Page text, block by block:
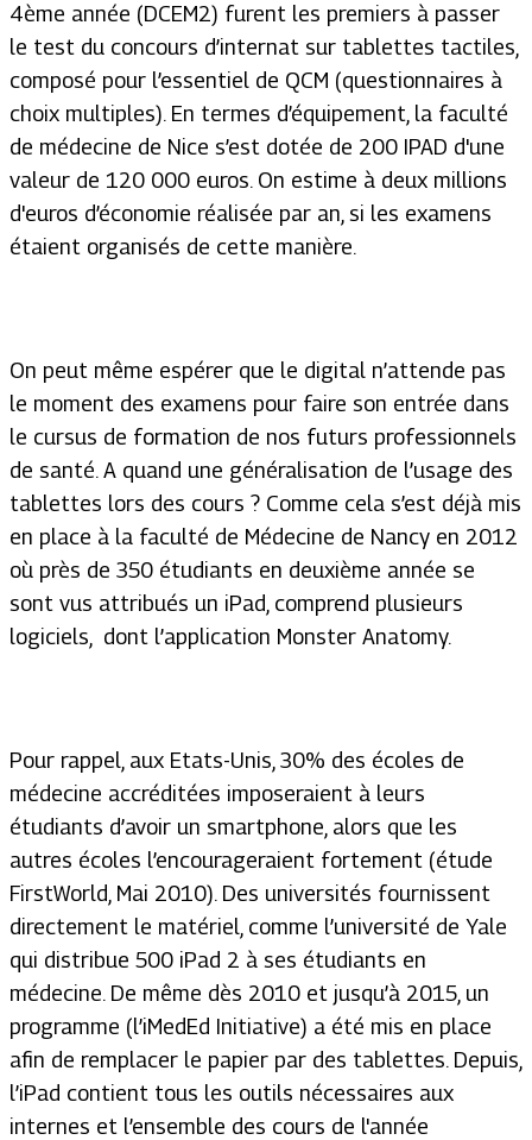
4ème année (DCEM2) furent les premiers à passer
le test du concours d’internat sur tablettes tactiles,
composé pour l’essentiel de QCM (questionnaires à
choix multiples). En termes d’équipement, la faculté
de médecine de Nice s’est dotée de 200 IPAD d'une
valeur de 120 000 euros. On estime à deux millions
d'euros d’économie réalisée par an, si les examens
étaient organisés de cette manière.
On peut même espérer que le digital n’attende pas
le moment des examens pour faire son entrée dans
le cursus de formation de nos futurs professionnels
de santé. A quand une généralisation de l’usage des
tablettes lors des cours ? Comme cela s’est déjà mis
en place à la faculté de Médecine de Nancy en 2012
où près de 350 étudiants en deuxième année se
sont vus attribués un iPad, comprend plusieurs
logiciels, dont l’application Monster Anatomy.
Pour rappel, aux Etats-Unis, 30% des écoles de
médecine accréditées imposeraient à leurs
étudiants d’avoir un smartphone, alors que les
autres écoles l’encourageraient fortement (étude
FirstWorld, Mai 2010). Des universités fournissent
directement le matériel, comme l’université de Yale
qui distribue 500 iPad 2 à ses étudiants en
médecine. De même dès 2010 et jusqu’à 2015, un
programme (l’iMedEd Initiative) a été mis en place
afin de remplacer le papier par des tablettes. Depuis,
l’iPad contient tous les outils nécessaires aux
internes et l’ensemble des cours de l'année